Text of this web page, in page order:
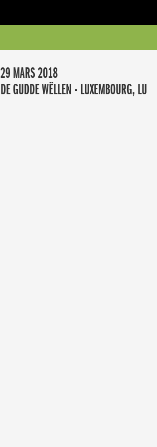
29 MARS 2018
DE GUDDE WËLLEN - LUXEMBOURG, LU